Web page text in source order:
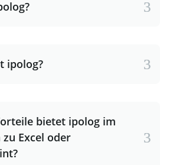
ipolog?
bietet ipolog im
zu Excel oder